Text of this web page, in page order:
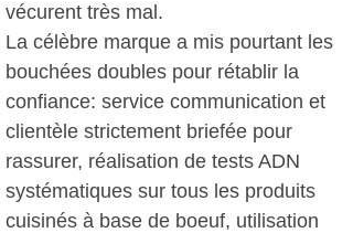
vécurent très mal.
La célèbre marque a mis pourtant les
bouchées doubles pour rétablir la
confiance: service communication et
clientèle strictement briefée pour
rassurer, réalisation de tests ADN
systématiques sur tous les produits
cuisinés à base de boeuf, utilisation